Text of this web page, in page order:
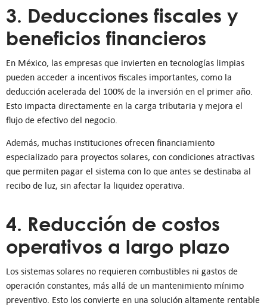
3. Deducciones fiscales y
beneficios financieros
En México, las empresas que invierten en tecnologías limpias
pueden acceder a incentivos fiscales importantes, como la
deducción acelerada del 100% de la inversión en el primer año.
Esto impacta directamente en la carga tributaria y mejora el
flujo de efectivo del negocio.
Además, muchas instituciones ofrecen financiamiento
especializado para proyectos solares, con condiciones atractivas
que permiten pagar el sistema con lo que antes se destinaba al
recibo de luz, sin afectar la liquidez operativa.
4. Reducción de costos
operativos a largo plazo
Los sistemas solares no requieren combustibles ni gastos de
operación constantes, más allá de un mantenimiento mínimo
preventivo. Esto los convierte en una solución altamente rentable